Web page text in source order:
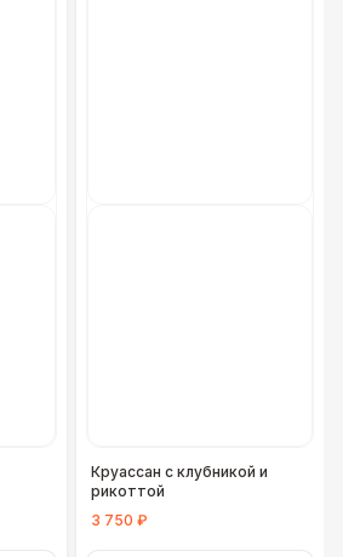
Круассан с клубникой и
рикоттой
3 750 ₽